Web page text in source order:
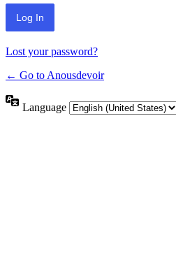
Lost your password?
← Go to Anousdevoir
Language